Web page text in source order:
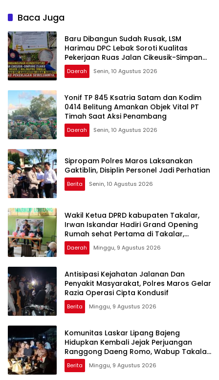
Kondusif
Baca Juga
Baru Dibangun Sudah Rusak, LSM
Harimau DPC Lebak Soroti Kualitas
Pekerjaan Ruas Jalan Cikeusik-Simpang
Cijaku
Daerah Senin, 10 Agustus 2026
Yonif TP 845 Ksatria Satam dan Kodim
0414 Belitung Amankan Objek Vital PT
Timah Saat Aksi Penambang
Daerah Senin, 10 Agustus 2026
Sipropam Polres Maros Laksanakan
Gaktiblin, Disiplin Personel Jadi Perhatian
Berita Senin, 10 Agustus 2026
Wakil Ketua DPRD kabupaten Takalar,
Irwan Iskandar Hadiri Grand Opening
Rumah sehat Pertama di Takalar,
Melayani Terapis Gratis untuk Pasien
Dhuafa dan umum.
Daerah Minggu, 9 Agustus 2026
Antisipasi Kejahatan Jalanan Dan
Penyakit Masyarakat, Polres Maros Gelar
Razia Operasi Cipta Kondusif
Berita Minggu, 9 Agustus 2026
Komunitas Laskar Lipang Bajeng
Hidupkan Kembali Jejak Perjuangan
Ranggong Daeng Romo, Wabup Takalar:
Apresiasi Bahwa Sejarah Adalah
Warisan yang Tak Ternilai”.
Berita Minggu, 9 Agustus 2026